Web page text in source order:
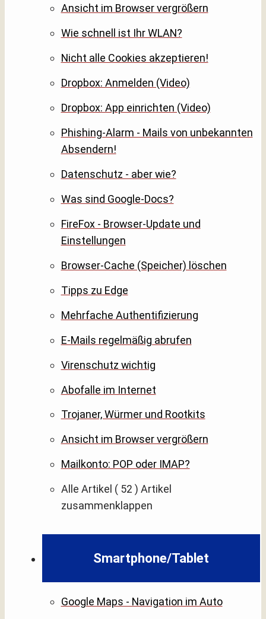
Ansicht im Browser vergrößern
Wie schnell ist Ihr WLAN?
Nicht alle Cookies akzeptieren!
Dropbox: Anmelden (Video)
Dropbox: App einrichten (Video)
Phishing-Alarm - Mails von unbekannten
Absendern!
Datenschutz - aber wie?
Was sind Google-Docs?
FireFox - Browser-Update und
Einstellungen
Browser-Cache (Speicher) löschen
Tipps zu Edge
Mehrfache Authentifizierung
E-Mails regelmäßig abrufen
Virenschutz wichtig
Abofalle im Internet
Trojaner, Würmer und Rootkits
Ansicht im Browser vergrößern
Mailkonto: POP oder IMAP?
Alle Artikel ( 52 ) Artikel
zusammenklappen
Smartphone/Tablet
Google Maps - Navigation im Auto